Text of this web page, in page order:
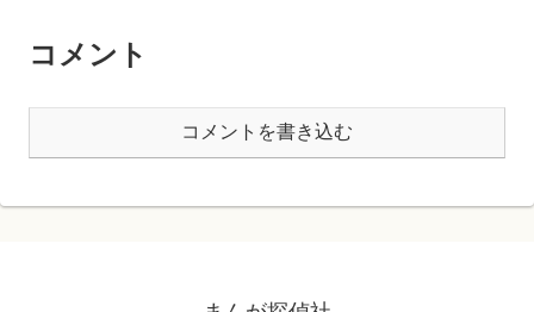
コメント
コメントを書き込む